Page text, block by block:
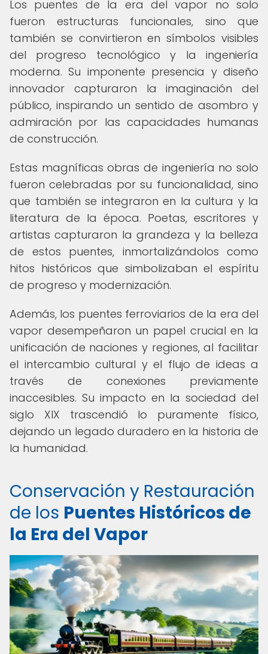
Los puentes de la era del vapor no solo
fueron estructuras funcionales, sino que
también se convirtieron en símbolos visibles
del progreso tecnológico y la ingeniería
moderna. Su imponente presencia y diseño
innovador capturaron la imaginación del
público, inspirando un sentido de asombro y
admiración por las capacidades humanas
de construcción.
Estas magníficas obras de ingeniería no solo
fueron celebradas por su funcionalidad, sino
que también se integraron en la cultura y la
literatura de la época. Poetas, escritores y
artistas capturaron la grandeza y la belleza
de estos puentes, inmortalizándolos como
hitos históricos que simbolizaban el espíritu
de progreso y modernización.
Además, los puentes ferroviarios de la era del
vapor desempeñaron un papel crucial en la
unificación de naciones y regiones, al facilitar
el intercambio cultural y el flujo de ideas a
través de conexiones previamente
inaccesibles. Su impacto en la sociedad del
siglo XIX trascendió lo puramente físico,
dejando un legado duradero en la historia de
la humanidad.
Conservación y Restauración
de los Puentes Históricos de
la Era del Vapor